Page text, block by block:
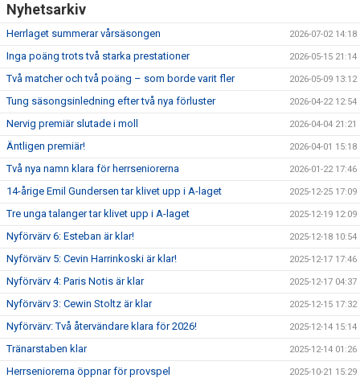
Nyhetsarkiv
Herrlaget summerar vårsäsongen 2026-07-02 14:18
Inga poäng trots två starka prestationer 2026-05-15 21:14
Två matcher och två poäng – som borde varit fler 2026-05-09 13:12
Tung säsongsinledning efter två nya förluster 2026-04-22 12:54
Nervig premiär slutade i moll 2026-04-04 21:21
Äntligen premiär! 2026-04-01 15:18
Två nya namn klara för herrseniorerna 2026-01-22 17:46
14-årige Emil Gundersen tar klivet upp i A-laget 2025-12-25 17:09
Tre unga talanger tar klivet upp i A-laget 2025-12-19 12:09
Nyförvärv 6: Esteban är klar! 2025-12-18 10:54
Nyförvärv 5: Cevin Harrinkoski är klar! 2025-12-17 17:46
Nyförvärv 4: Paris Notis är klar 2025-12-17 04:37
Nyförvärv 3: Cewin Stoltz är klar 2025-12-15 17:32
Nyförvärv: Två återvändare klara för 2026! 2025-12-14 15:14
Tränarstaben klar 2025-12-14 01:26
Herrseniorerna öppnar för provspel 2025-10-21 15:29